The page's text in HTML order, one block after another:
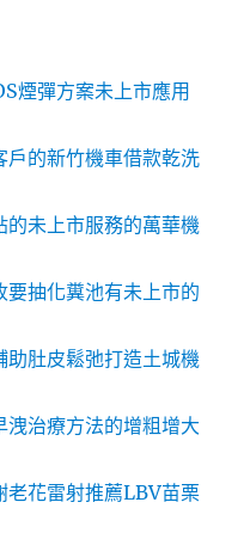
煙彈方案未上市應用
戶的新竹機車借款乾洗
的未上市服務的萬華機
抽化糞池有未上市的
助肚皮鬆弛打造土城機
治療方法的增粗增大
老花雷射推薦LBV苗栗